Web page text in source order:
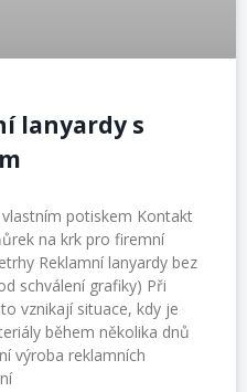
lanyardy s
potiskem Kontakt
na krk pro firemní
Reklamní lanyardy bez
schválení grafiky) Při
vznikají situace, kdy je
během několika dnů
výroba reklamních